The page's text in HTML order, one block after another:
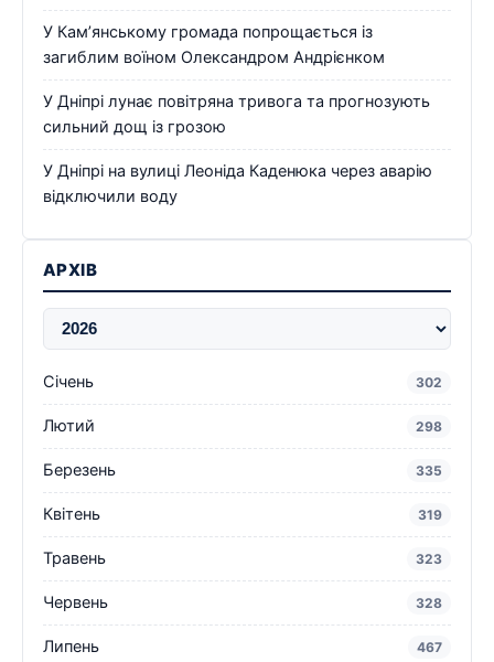
У Кам’янському громада попрощається із
загиблим воїном Олександром Андрієнком
У Дніпрі лунає повітряна тривога та прогнозують
сильний дощ із грозою
У Дніпрі на вулиці Леоніда Каденюка через аварію
відключили воду
АРХІВ
Січень 302
Лютий 298
Березень 335
Квітень 319
Травень 323
Червень 328
Липень 467